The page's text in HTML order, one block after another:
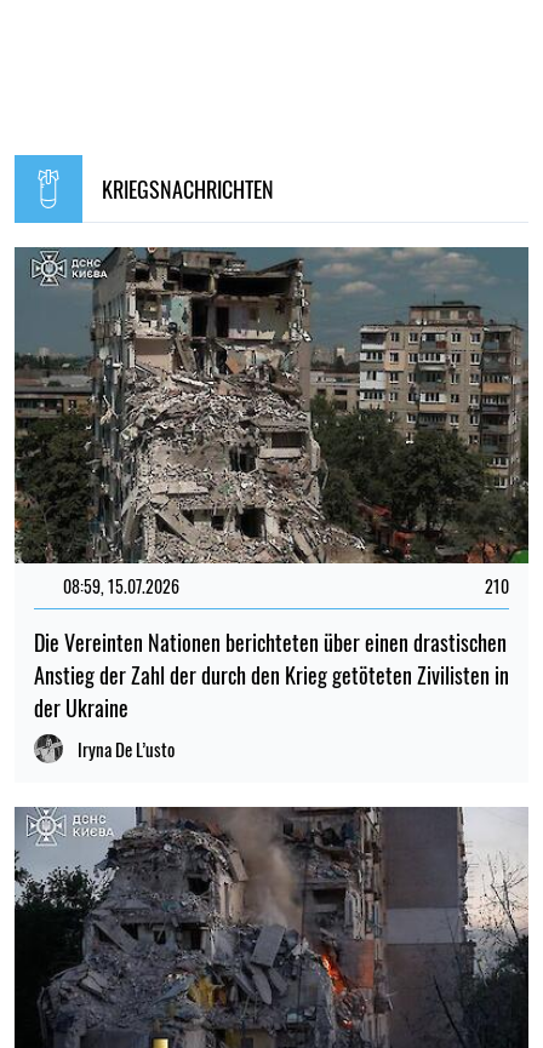
KRIEGSNACHRICHTEN
08:59, 15.07.2026 210
Die Vereinten Nationen berichteten über einen drastischen
Anstieg der Zahl der durch den Krieg getöteten Zivilisten in
der Ukraine
Iryna De L’usto